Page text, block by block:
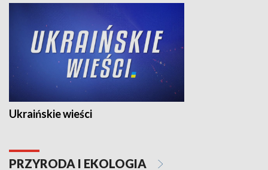
Ukraińskie wieści
PRZYRODA I EKOLOGIA